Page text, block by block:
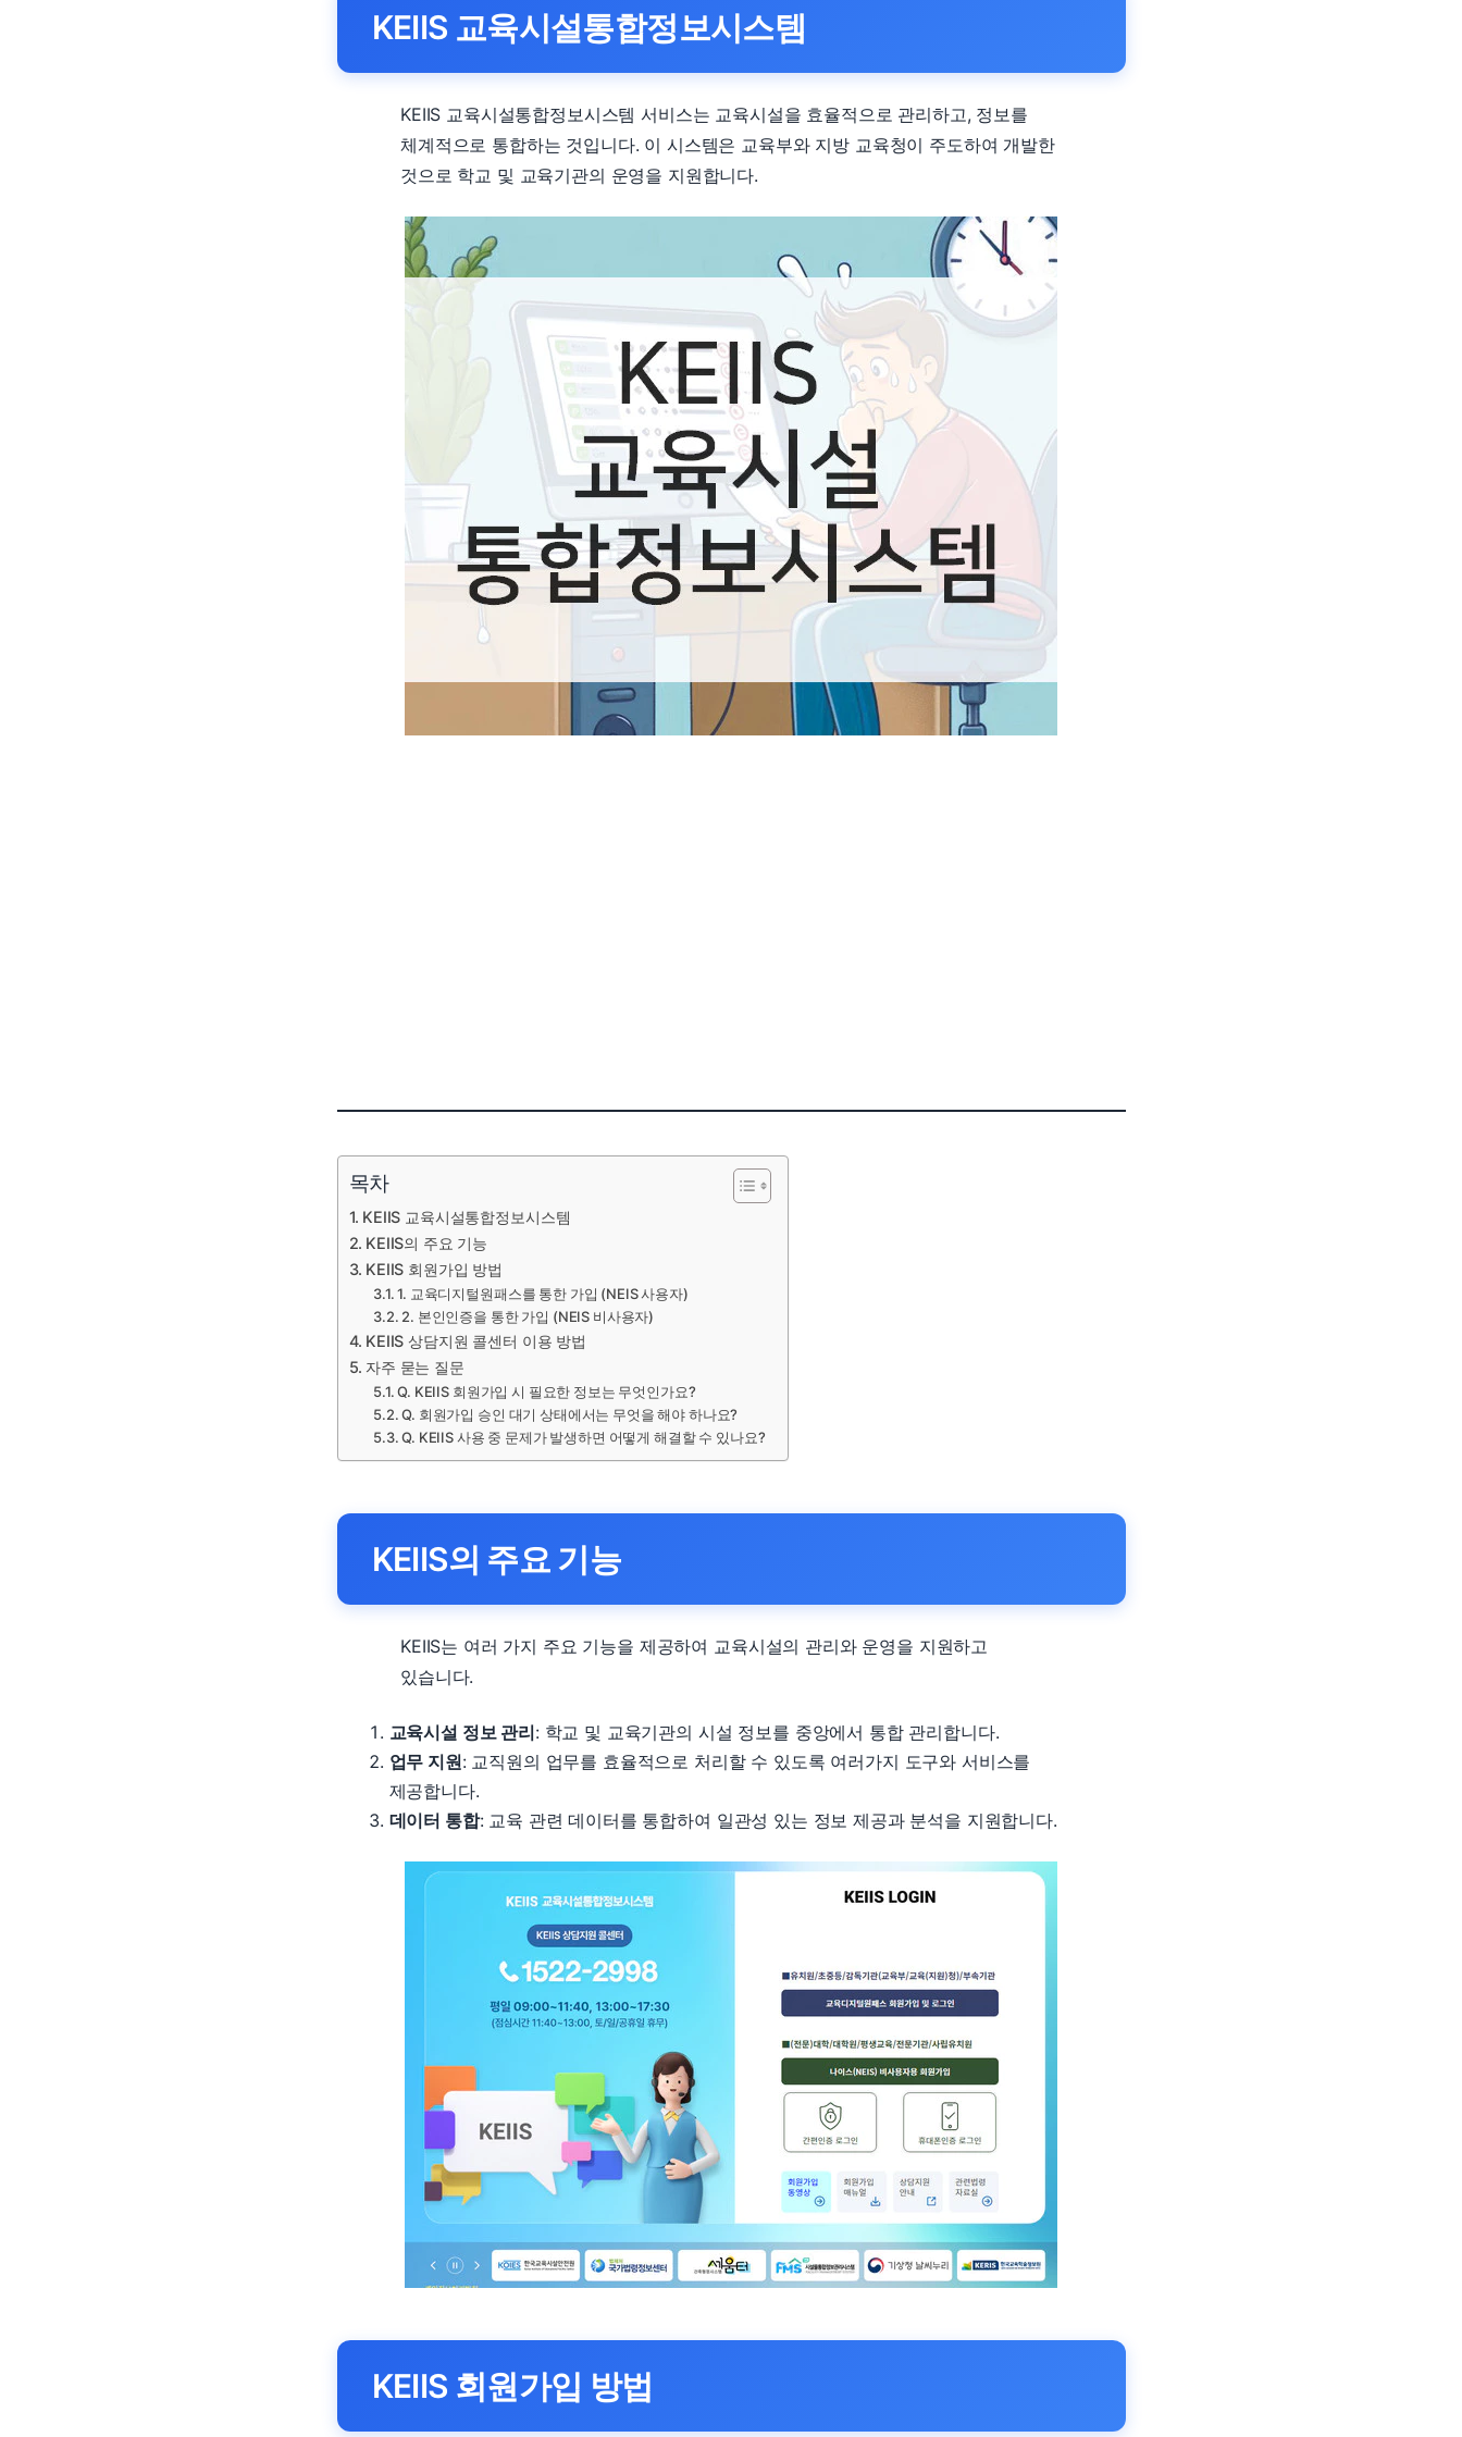
KEIIS 교육시설통합정보시스템
KEIIS 교육시설통합정보시스템 서비스는 교육시설을 효율적으로 관리하고, 정보를
체계적으로 통합하는 것입니다. 이 시스템은 교육부와 지방 교육청이 주도하여 개발한
것으로 학교 및 교육기관의 운영을 지원합니다.
목차
KEIIS 교육시설통합정보시스템
KEIIS의 주요 기능
KEIIS 회원가입 방법
1. 교육디지털원패스를 통한 가입 (NEIS 사용자)
2. 본인인증을 통한 가입 (NEIS 비사용자)
KEIIS 상담지원 콜센터 이용 방법
자주 묻는 질문
Q. KEIIS 회원가입 시 필요한 정보는 무엇인가요?
Q. 회원가입 승인 대기 상태에서는 무엇을 해야 하나요?
Q. KEIIS 사용 중 문제가 발생하면 어떻게 해결할 수 있나요?
KEIIS의 주요 기능
KEIIS는 여러 가지 주요 기능을 제공하여 교육시설의 관리와 운영을 지원하고
있습니다.
교육시설 정보 관리: 학교 및 교육기관의 시설 정보를 중앙에서 통합 관리합니다.
업무 지원: 교직원의 업무를 효율적으로 처리할 수 있도록 여러가지 도구와 서비스를
제공합니다.
데이터 통합: 교육 관련 데이터를 통합하여 일관성 있는 정보 제공과 분석을 지원합니다.
KEIIS 회원가입 방법